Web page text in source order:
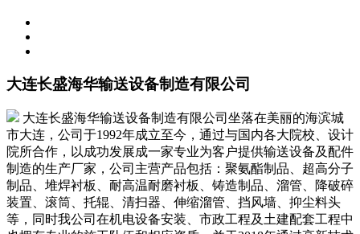
大连长盛海华输送设备制造有限公司
大连长盛海华输送设备制造有限公司坐落在美丽的海滨城
市大连，公司于1992年成立至今，通过与国内各大院校、设计
院所合作，以成功发展成一家专业为客户提供输送设备及配件
制造的生产厂家，公司主营产品包括：聚氨酯制品、超高分子
制品、堆焊衬板、耐高温耐磨衬板、铸造制品、溜管、降破碎
装置、滚筒、托辊、清扫器、伸缩溜管、挡风墙、抑尘料头
等，同时我公司在机电设备安装、市政工程及土建配套工程中